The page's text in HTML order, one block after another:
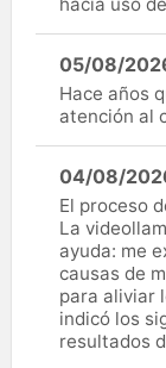
05/08/
Hace años
atención al
04/08/
El proceso
La
ayuda: me
causas de
para aliviar
indicó los
resultados